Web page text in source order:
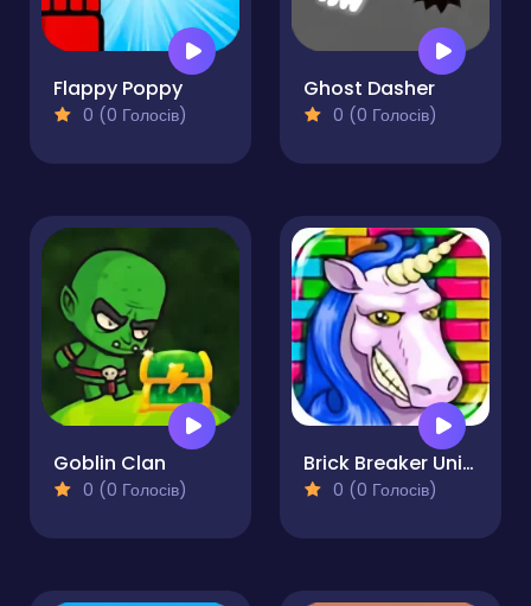
Flappy Poppy
0 (0 Голосів)
Ghost Dasher
0 (0 Голосів)
Goblin Clan
0 (0 Голосів)
Brick Breaker Unicorn
0 (0 Голосів)